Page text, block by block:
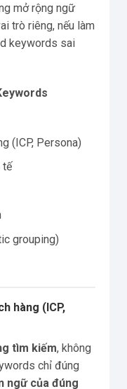
mở rộng ngữ
trò riêng, nếu làm
keywords sai
(ICP, Persona)
tế
grouping)
hàng (ICP,
tìm kiếm, không
chỉ đúng
ngữ của đúng